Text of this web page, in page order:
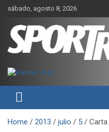
Skip
content
sábado, agosto 8, 2026
Revista
Sport Training
rendimiento, nutrición y
Home 2013 julio 5